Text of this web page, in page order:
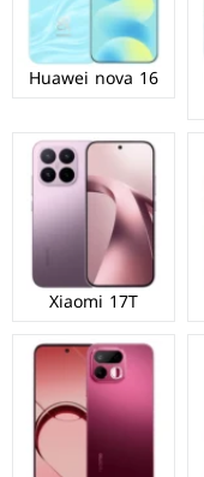
Huawei nova 16
Xiaomi 17T